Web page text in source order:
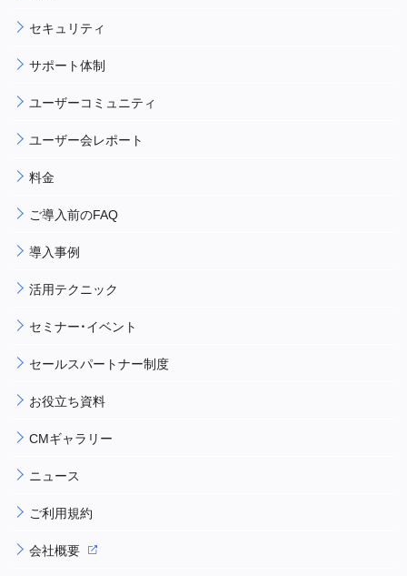
セキュリティ
サポート体制
ユーザーコミュニティ
ユーザー会レポート
料金
ご導入前のFAQ
導入事例
活用テクニック
セミナー・イベント
セールスパートナー制度
お役立ち資料
CMギャラリー
ニュース
ご利用規約
会社概要